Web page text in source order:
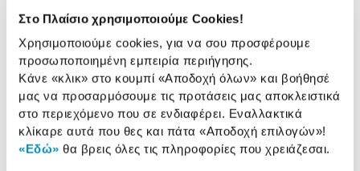
Στο Πλαίσιο χρησιμοποιούμε Cookies!
Χρησιμοποιούμε cookies, για να σου προσφέρουμε
προσωποποιημένη εμπειρία περιήγησης.
Κάνε «κλικ» στο κουμπί «Αποδοχή όλων» και βοήθησέ
μας να προσαρμόσουμε τις προτάσεις μας αποκλειστικά
στο περιεχόμενο που σε ενδιαφέρει. Εναλλακτικά
κλίκαρε αυτά που θες και πάτα «Αποδοχή επιλογών»!
«Εδώ» θα βρεις όλες τις πληροφορίες που χρειάζεσαι.
Ισχύς (Watt):
Ταχύτητες:
Διάμετρος: 23 cm
Αναλυτική
Αναλυτική παρουσίαση